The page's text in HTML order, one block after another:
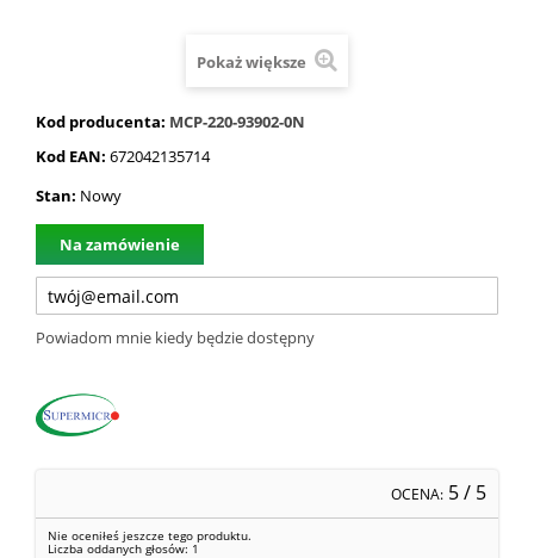
Pokaż większe
Kod producenta: MCP-220-93902-0N
Kod EAN: 672042135714
Stan: Nowy
Na zamówienie
Powiadom mnie kiedy będzie dostępny
OCENA: 5/ 5
Nie oceniłeś jeszcze tego produktu.
Liczba oddanych głosów: 1